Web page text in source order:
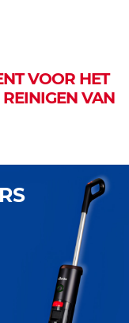
VOOR HET
VAN